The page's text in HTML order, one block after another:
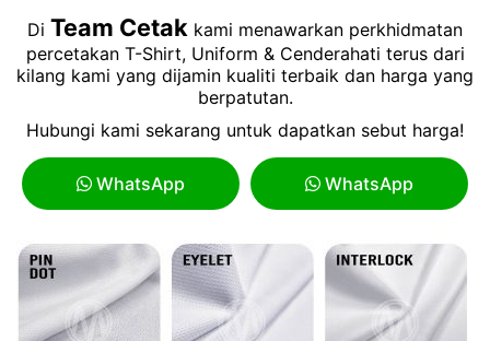
Di Team Cetak kami menawarkan perkhidmatan
percetakan T-Shirt, Uniform & Cenderahati terus dari
kilang kami yang dijamin kualiti terbaik dan harga yang
berpatutan.
Hubungi kami sekarang untuk dapatkan sebut harga!
WhatsApp WhatsApp